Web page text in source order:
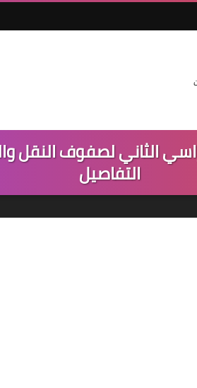
الثاني لصفوف النقل
التفاصيل